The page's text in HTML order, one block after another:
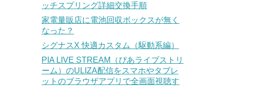
ッチスプリング詳細交換手順
家電量販店に電池回収ボックスが無く
なった？
シグナスX 快適カスタム（駆動系編）
PIA LIVE STREAM（ぴあライブストリ
ーム）のULIZA配信をスマホやタブレ
ットのブラウザアプリで全画面視聴す